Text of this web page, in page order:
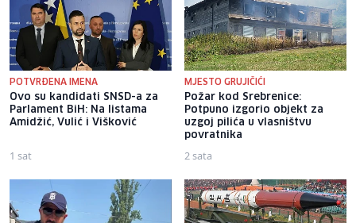
POTVRĐENA IMENA
Ovo su kandidati SNSD-a za
Parlament BiH: Na listama
Amidžić, Vulić i Višković
1 sat
MJESTO GRUJIČIĆI
Požar kod Srebrenice:
Potpuno izgorio objekt za
uzgoj pilića u vlasništvu
povratnika
2 sata